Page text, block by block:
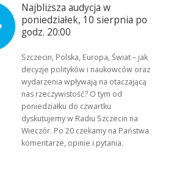
Najbliższa audycja w
poniedziałek, 10 sierpnia po
godz. 20:00
Szczecin, Polska, Europa, Świat – jak
decyzje polityków i naukowców oraz
wydarzenia wpływają na otaczającą
nas rzeczywistość? O tym od
poniedziałku do czwartku
dyskutujemy w Radiu Szczecin na
Wieczór. Po 20 czekamy na Państwa
komentarze, opinie i pytania.